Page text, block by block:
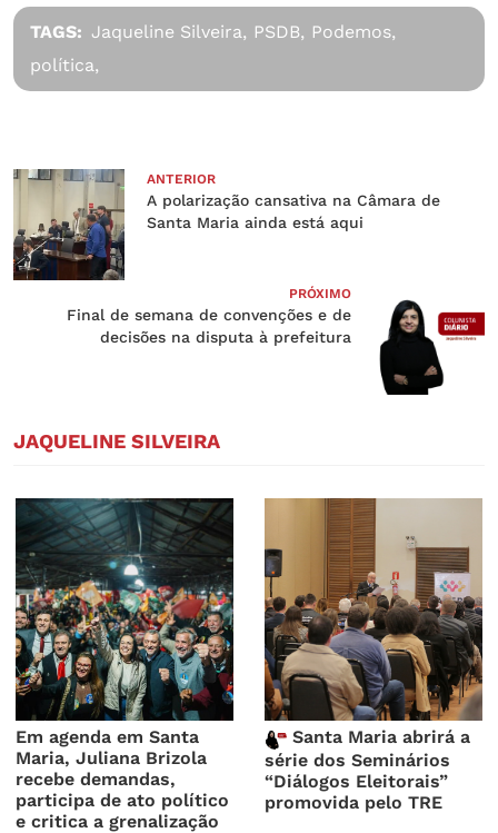
TAGS: Jaqueline Silveira, PSDB, Podemos,
política,
ANTERIOR
A polarização cansativa na Câmara de
Santa Maria ainda está aqui
PRÓXIMO
Final de semana de convenções e de
decisões na disputa à prefeitura
JAQUELINE SILVEIRA
Em agenda em Santa
Maria, Juliana Brizola
recebe demandas,
participa de ato político
e critica a grenalização
Santa Maria abrirá a
série dos Seminários
“Diálogos Eleitorais”
promovida pelo TRE